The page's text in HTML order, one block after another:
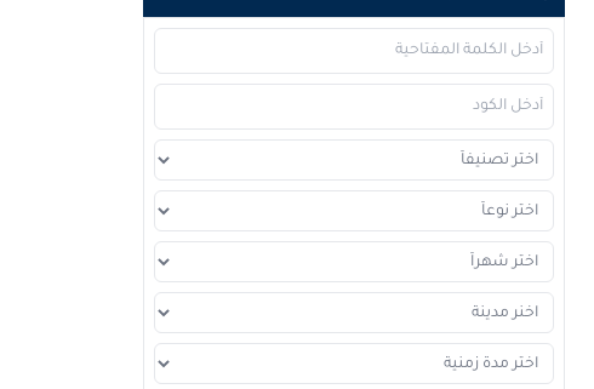
دبي التفاصيل
كوالا لامبور التفاصيل
إسطنبول
برشلونة
باريس